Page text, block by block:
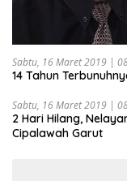
Sabtu, 16 Maret 2019 |
14 Tahun
Sabtu, 16 Maret 2019 |
2 Hari Hilang,
Cipalawah Garut